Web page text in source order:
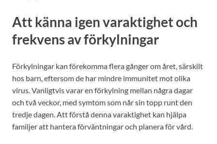
Att känna igen varaktighet och
frekvens av förkylningar
Förkylningar kan förekomma flera gånger om året, särskilt
hos barn, eftersom de har mindre immunitet mot olika
virus. Vanligtvis varar en förkylning mellan några dagar
och två veckor, med symtom som når sin topp runt den
tredje dagen. Att förstå denna varaktighet kan hjälpa
familjer att hantera förväntningar och planera för vård.